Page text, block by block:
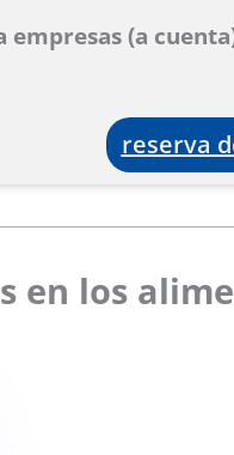
empresas (a
reserva
en los